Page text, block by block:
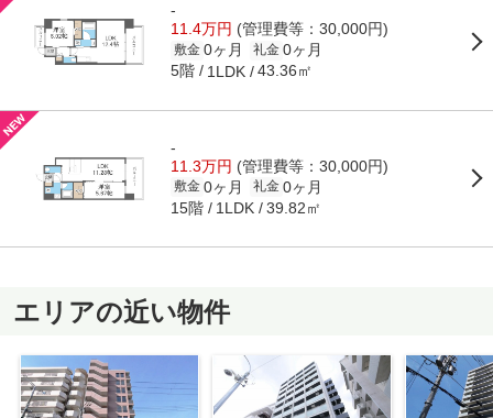
-
11.4万円 (管理費等：30,000円)
敷金 0ヶ月 礼金 0ヶ月
5階 1LDK 43.36㎡
-
11.3万円 (管理費等：30,000円)
敷金 0ヶ月 礼金 0ヶ月
15階 1LDK 39.82㎡
エリアの近い物件